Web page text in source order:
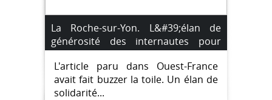
La Roche-sur-Yon. L&#39;élan de
générosité des internautes pour
Lucie.
L'article paru dans Ouest-France
avait fait buzzer la toile. Un élan de
solidarité...